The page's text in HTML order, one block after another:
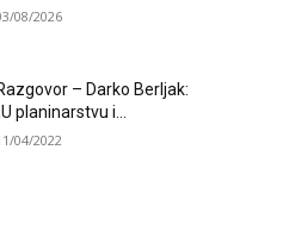
08/2026
– Darko Berljak:
planinarstvu i...
04/2022